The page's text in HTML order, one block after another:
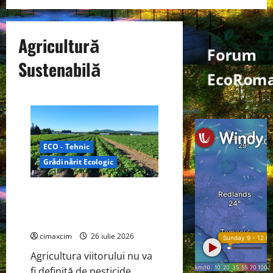
Agricultură
Sustenabilă
ECO - Tehnic
Grădinărit Ecologic
cimaxcim 26 iulie 2026
Agricultura viitorului nu va
Forum